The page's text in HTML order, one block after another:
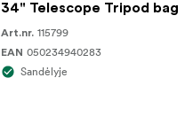
34" Telescope Tripod bag
Art.nr. 115799
EAN 050234940283
Sandėlyje